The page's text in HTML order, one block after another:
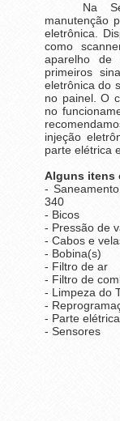
Na
manutenção
eletrônica.
como
aparelho
primeiros
eletrônica do
no painel. O
no
injeção
parte elétrica
Alguns itens
-
340
- Bicos
- Pressão de
- Cabos e
- Bobina(s)
- Filtro de ar
- Filtro de
- Limpeza do
-
- Parte
- Sensores